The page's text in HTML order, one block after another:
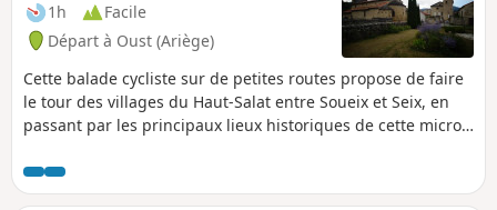
1h
Facile
Départ à Oust (Ariège)
Cette balade cycliste sur de petites routes propose de faire
le tour des villages du Haut-Salat entre Soueix et Seix, en
passant par les principaux lieux historiques de cette micro-